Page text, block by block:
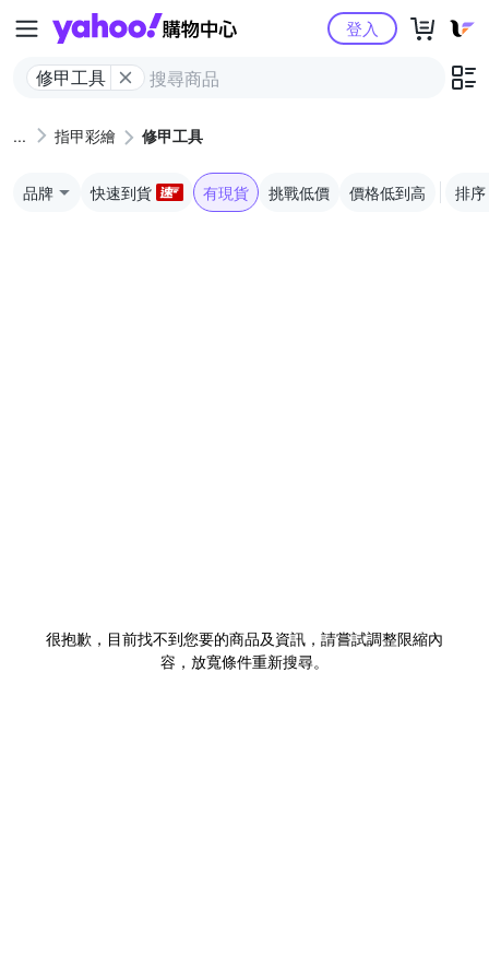
Yahoo購物中心
修甲工具
登入
指甲彩繪 修甲工具
品牌 快速到貨 有現貨 挑戰低價 價格低到高 排序
很抱歉，目前找不到您要的商品及資訊，請嘗試調整限縮內
容，放寬條件重新搜尋。